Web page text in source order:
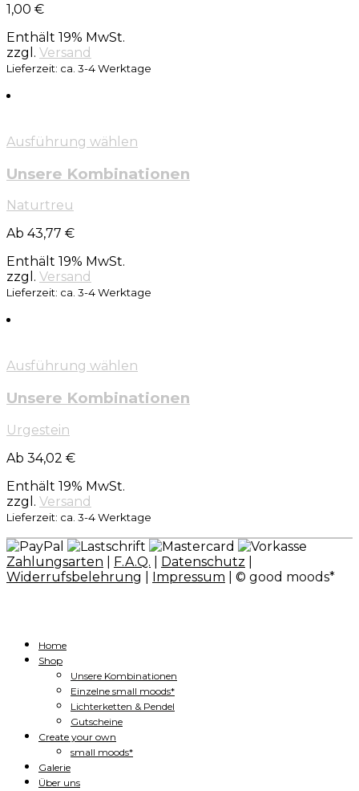
1,00 €
Enthält 19% MwSt.
zzgl. Versand
Lieferzeit: ca. 3-4 Werktage
Ausführung wählen
Unsere Kombinationen
Naturtreu
Ab 43,77 €
Enthält 19% MwSt.
zzgl. Versand
Lieferzeit: ca. 3-4 Werktage
Ausführung wählen
Unsere Kombinationen
Urgestein
Ab 34,02 €
Enthält 19% MwSt.
zzgl. Versand
Lieferzeit: ca. 3-4 Werktage
Zahlungsarten F.A.Q. Datenschutz
Widerrufsbelehrung
Impressum | © good moods*
Home
Shop
Unsere Kombinationen
Einzelne small moods*
Lichterketten & Pendel
Gutscheine
Create your own
small moods*
Galerie
Über uns